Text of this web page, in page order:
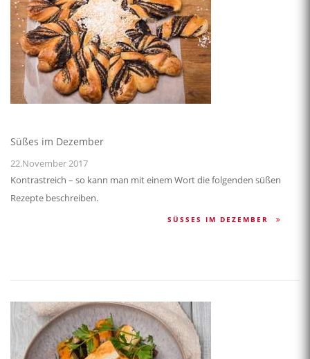
Süßes im Dezember
22.November 2017
Kontrastreich – so kann man mit einem Wort die folgenden süßen
Rezepte beschreiben.
SÜSSES IM DEZEMBER